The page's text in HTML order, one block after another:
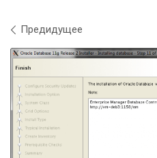
Навигация по
Предидущее